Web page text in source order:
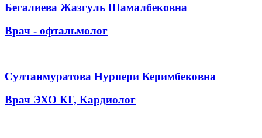
Бегалиева Жазгуль Шамалбековна
Врач - офтальмолог
Султанмуратова Нурпери Керимбековна
Врач ЭХО КГ, Кардиолог